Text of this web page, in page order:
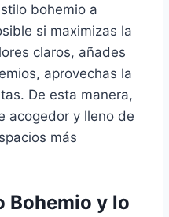
bohemio a
si maximizas la
claros, añades
aprovechas la
De esta manera,
acogedor y lleno de
más
Bohemio y lo